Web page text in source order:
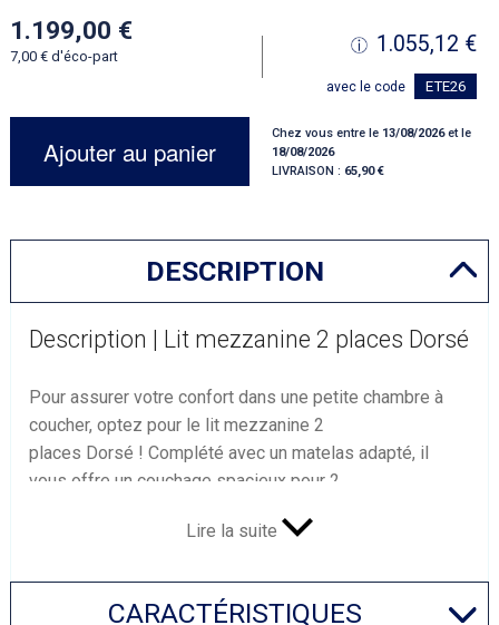
1.199,00
7,00d'éco-part 1.055,12
avec le code ETE26
Ajouter au panier
Chez vous entre le 13/08/2026et le
18/08/2026
LIVRAISON : 65,90
DESCRIPTION
Description | Lit mezzanine 2 places Dorsé
Pour assurer votre confort dans une petite chambre à
coucher, optez pour le lit mezzanine 2
places Dorsé ! Complété avec un matelas adapté, il
vous offre un couchage spacieux pour 2
Le plus grand atout du lit mezzanine 2 places Dorsé,
Lire la suite
CARACTÉRISTIQUES